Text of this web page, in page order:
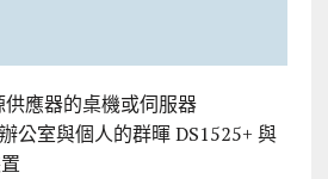
應器的桌機或伺服器
公室與個人的群暉 DS1525+ 與